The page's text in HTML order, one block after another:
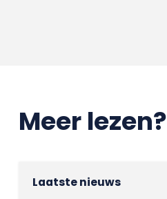
Meer lezen?
Laatste nieuws